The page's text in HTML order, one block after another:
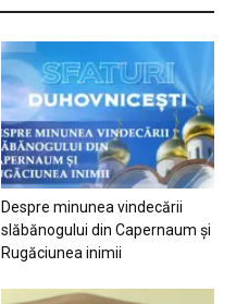
Despre minunea vindecării
slăbănogului din Capernaum și
Rugăciunea inimii